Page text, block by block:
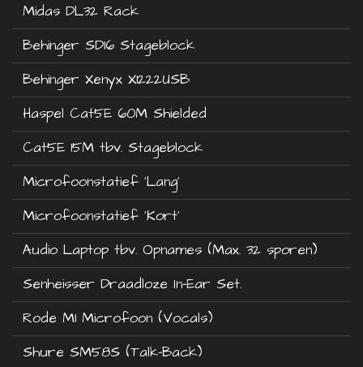
Midas DL32 Rack
Behinger SD16 Stageblock
Behinger Xenyx X1222USB
Haspel Cat5E 60M Shielded
Cat5E 15M tbv. Stageblock
Microfoonstatief 'Lang'
Microfoonstatief 'Kort'
Audio Laptop tbv. Opnames (Max. 32 sporen)
Senheisser Draadloze In-Ear Set.
Rode M1 Microfoon (Vocals)
Shure SM58S (Talk-Back)